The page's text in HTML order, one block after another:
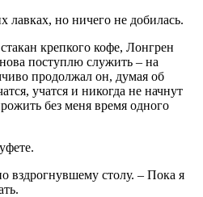
но ничего не добилась.
крепкого кофе, Лонгрен
поступлю служить – на
продолжал он, думая об
учатся и никогда не начнут
без меня время одного
вздрогнувшему столу. – Пока я